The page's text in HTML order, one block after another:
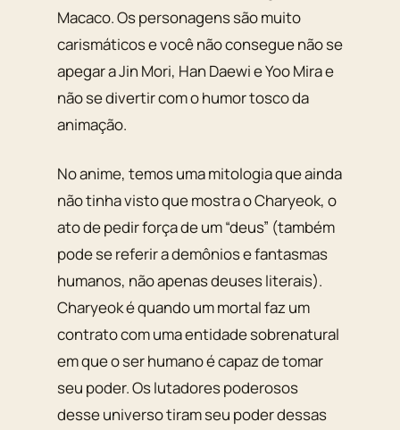
Macaco. Os personagens são muito
carismáticos e você não consegue não se
apegar a Jin Mori, Han Daewi e Yoo Mira e
não se divertir com o humor tosco da
animação.
No anime, temos uma mitologia que ainda
não tinha visto que mostra o Charyeok, o
ato de pedir força de um “deus” (também
pode se referir a demônios e fantasmas
humanos, não apenas deuses literais).
Charyeok é quando um mortal faz um
contrato com uma entidade sobrenatural
em que o ser humano é capaz de tomar
seu poder. Os lutadores poderosos
desse universo tiram seu poder dessas